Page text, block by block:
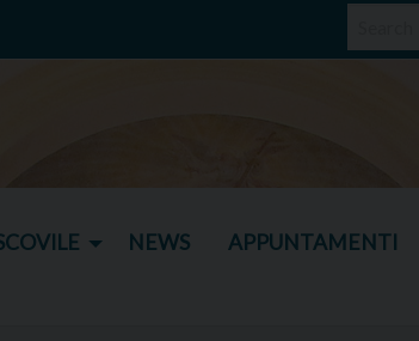
NEWS APPUNTAMENTI